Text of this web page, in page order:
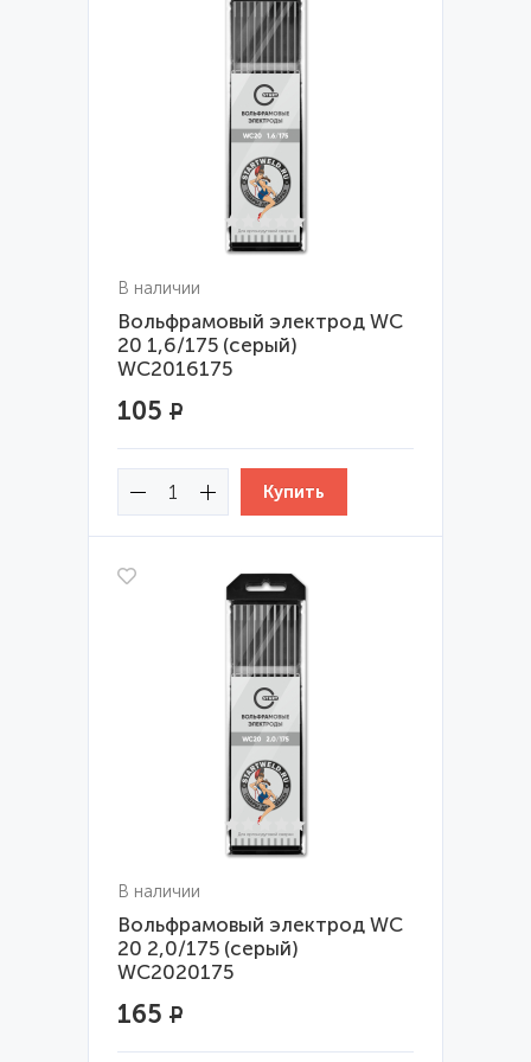
В наличии
Вольфрамовый электрод WС
20 1,6/175 (серый)
WC2016175
105 Р
В наличии
Вольфрамовый электрод WС
20 2,0/175 (серый)
WC2020175
165 Р